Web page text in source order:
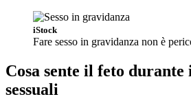
iStock
Fare sesso in gravidanza non è
Cosa sente il feto
sessuali